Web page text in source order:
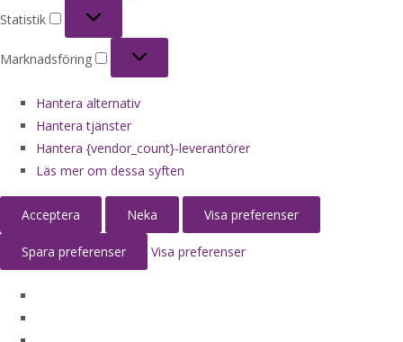
Statistik
Marknadsföring
Hantera alternativ
Hantera tjänster
Hantera {vendor_count}-leverantörer
Läs mer om dessa syften
Acceptera Neka Visa preferenser
Spara preferenser Visa preferenser